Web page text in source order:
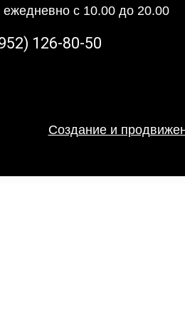
ежедневно с 10.00 до 20.00
126-80-50
Создание и